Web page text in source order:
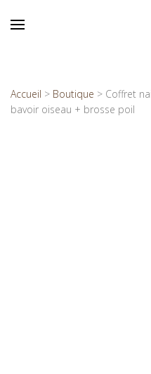
Accueil > Boutique > Coffret
bavoir oiseau + brosse poil